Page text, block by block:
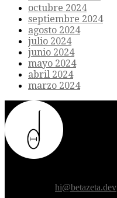
octubre 2024
septiembre 2024
agosto 2024
julio 2024
junio 2024
mayo 2024
abril 2024
marzo 2024
hi@betazeta.dev